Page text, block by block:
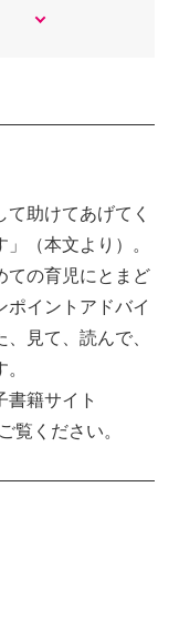
助けてあげてく
（本文より）。
ての育児にとまど
ポイントアドバイ
見て、読んで、
書籍サイト
覧ください。